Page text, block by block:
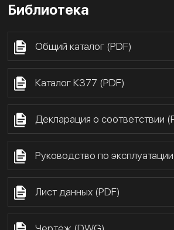
Библиотека
Общий каталог (PDF)
Каталог К377 (PDF)
Декларация о соответствии
Руководство по
Лист данных (PDF)